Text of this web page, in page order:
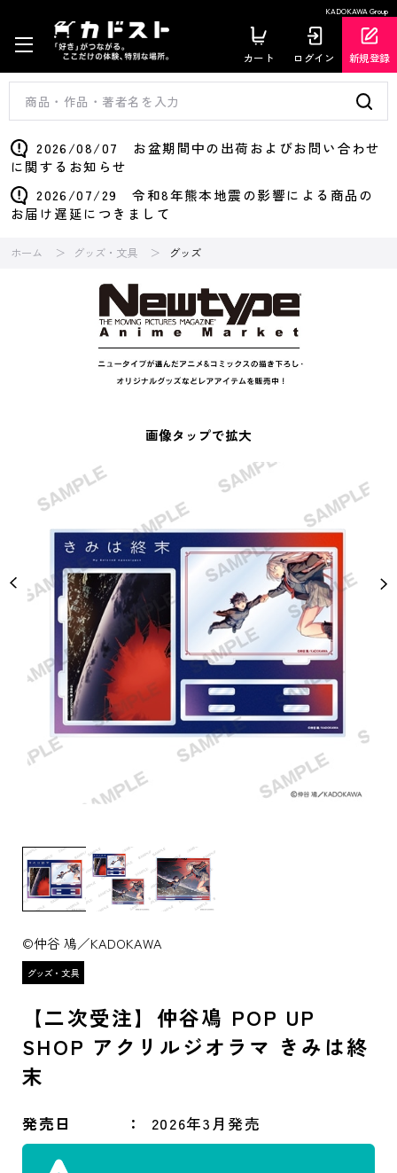
KADOKAWA Group
カート ログイン 新規登録
2026/08/07 お盆期間中の出荷およびお問い合わせ
に関するお知らせ
2026/07/29 令和8年熊本地震の影響による商品の
お届け遅延につきまして
ホーム グッズ・文具 グッズ
画像タップで拡大
©仲谷 鳰／KADOKAWA
【二次受注】仲谷鳰 POP UP
SHOP アクリルジオラマ きみは終
末
発売日 2026年3月発売